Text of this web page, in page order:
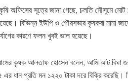
অফিসের সূত্রে জানা গেছে, চলতি মৌসুমে মোট
বিভিন্ন ইউপি ও পৌরসভার কৃষকরা নানা
কারণে ফলন খুবই ভাল হয়েছে।
কৃষক আলতাফ হোসেন বলেন, আমি আট বিঘা
এর ধান প্রতি মন ১২২০ টাকা দরে বিক্রি